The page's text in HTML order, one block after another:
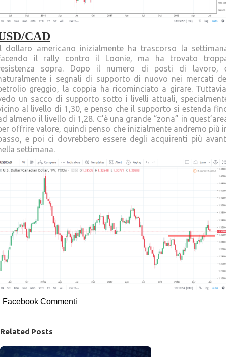
CAD
dollaro americano inizialmente ha trascorso la
il rally contro il Loonie, ma ha trovato
sopra. Dopo il numero di posti di lavoro,
i segnali di supporto di nuovo nei mercati
greggio, la coppia ha ricominciato a girare.
un sacco di supporto sotto i livelli attuali,
al livello di 1,30, e penso che il supporto si estenda
almeno il livello di 1,28. C’è una grande “zona” in
offrire valore, quindi penso che inizialmente andremo più
e poi ci dovrebbero essere degli acquirenti più
settimana.
Facebook Commenti
Related Posts